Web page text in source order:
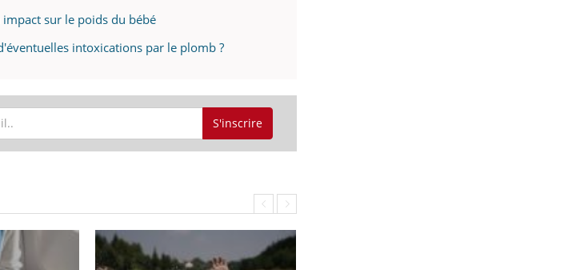
sur le poids du bébé
intoxications par le plomb ?
S'inscrire